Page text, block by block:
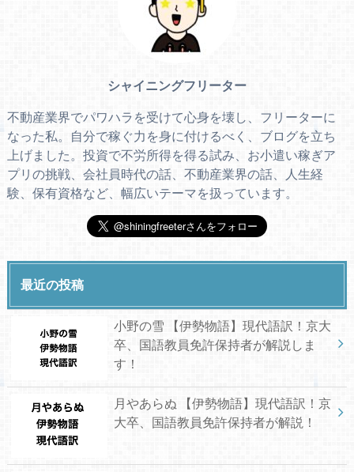
シャイニングフリーター
不動産業界でパワハラを受けて心身を壊し、フリーターに
なった私。自分で稼ぐ力を身に付けるべく、ブログを立ち
上げました。投資で不労所得を得る試み、お小遣い稼ぎア
プリの挑戦、会社員時代の話、不動産業界の話、人生経
験、保有資格など、幅広いテーマを扱っています。
最近の投稿
小野の雪 【伊勢物語】現代語訳！京大
卒、国語教員免許保持者が解説しま
す！
月やあらぬ 【伊勢物語】現代語訳！京
大卒、国語教員免許保持者が解説！